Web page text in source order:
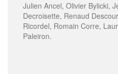
Julien Ancel, Olivier Bylicki,
Decroisette, Renaud
Ricordel, Romain Corre,
Paleiron.